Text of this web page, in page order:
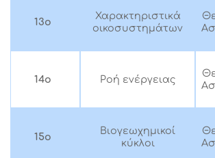
13ο
Χαρακτηριστικά
οικοσυστημάτων
14ο Ροή ενέργειας
15ο
Βιογεωχημικοί
κύκλοι